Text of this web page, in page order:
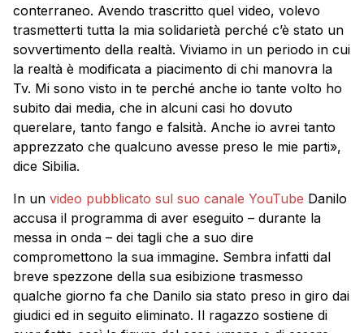
conterraneo. Avendo trascritto quel video, volevo
trasmetterti tutta la mia solidarietà perché c’è stato un
sovvertimento della realtà. Viviamo in un periodo in cui
la realtà è modificata a piacimento di chi manovra la
Tv. Mi sono visto in te perché anche io tante volto ho
subito dai media, che in alcuni casi ho dovuto
querelare, tanto fango e falsità. Anche io avrei tanto
apprezzato che qualcuno avesse preso le mie parti»,
dice Sibilia.
In un video pubblicato sul suo canale YouTube Danilo
accusa il programma di aver eseguito – durante la
messa in onda – dei tagli che a suo dire
compromettono la sua immagine. Sembra infatti dal
breve spezzone della sua esibizione trasmesso
qualche giorno fa che Danilo sia stato preso in giro dai
giudici ed in seguito eliminato. Il ragazzo sostiene di